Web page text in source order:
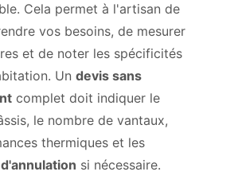
Cela permet à l'artisan de
vos besoins, de mesurer
et de noter les spécificités
Un devis sans
complet doit indiquer le
le nombre de vantaux,
thermiques et les
si nécessaire.